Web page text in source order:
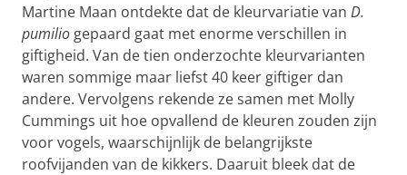
Martine Maan ontdekte dat de kleurvariatie van D.
pumilio gepaard gaat met enorme verschillen in
giftigheid. Van de tien onderzochte kleurvarianten
waren sommige maar liefst 40 keer giftiger dan
andere. Vervolgens rekende ze samen met Molly
Cummings uit hoe opvallend de kleuren zouden zijn
voor vogels, waarschijnlijk de belangrijkste
roofvijanden van de kikkers. Daaruit bleek dat de